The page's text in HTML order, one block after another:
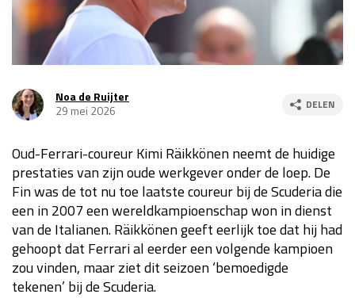
Race
za 13:00 - 15:00
Kwalificatie
za 23:00 - 00:00
Race
zo 21:00 - 23:00
GP MEXICO 2026 30 okt - 01 nov
Kwalificatie
za 19:00 - 20:00
Race
zo 18:00 - 20:00
Noa de Ruijter
29 mei 2026
DELEN
Oud-Ferrari-coureur Kimi Räikkönen neemt de huidige
prestaties van zijn oude werkgever onder de loep. De
Fin was de tot nu toe laatste coureur bij de Scuderia die
een in 2007 een wereldkampioenschap won in dienst
van de Italianen. Räikkönen geeft eerlijk toe dat hij had
gehoopt dat Ferrari al eerder een volgende kampioen
zou vinden, maar ziet dit seizoen ‘bemoedigde
tekenen’ bij de Scuderia.